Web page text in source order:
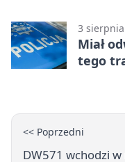
3
Miał
tego
<< Poprzedni
DW571 wchodzi